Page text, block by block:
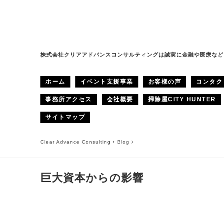
株式会社クリアアドバンスコンサルティングは誠実に金融や医療な
ホーム イベント支援事業 お客様の声 コンタク
事務所アクセス 会社概要 掃除屋CITY HUNTER
サイトマップ
Clear Advance Consulting Blog
巨大資本からの影響